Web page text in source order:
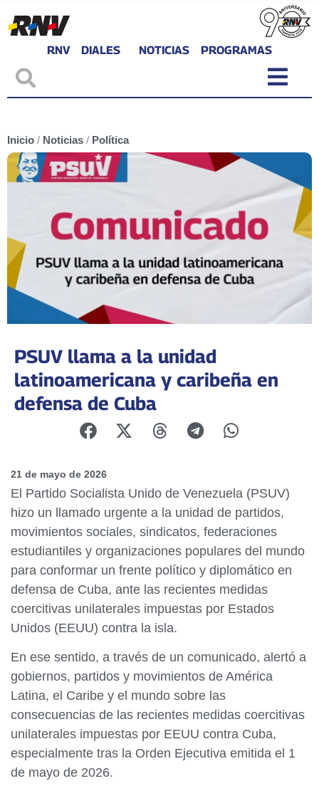
RNV DIALES NOTICIAS PROGRAMAS
Inicio / Noticias / Política
PSUV llama a la unidad
latinoamericana y caribeña en
defensa de Cuba
21 de mayo de 2026
El Partido Socialista Unido de Venezuela (PSUV)
hizo un llamado urgente a la unidad de partidos,
movimientos sociales, sindicatos, federaciones
estudiantiles y organizaciones populares del mundo
para conformar un frente político y diplomático en
defensa de Cuba, ante las recientes medidas
coercitivas unilaterales impuestas por Estados
Unidos (EEUU) contra la isla.
En ese sentido, a través de un comunicado, alertó a
gobiernos, partidos y movimientos de América
Latina, el Caribe y el mundo sobre las
consecuencias de las recientes medidas coercitivas
unilaterales impuestas por EEUU contra Cuba,
especialmente tras la Orden Ejecutiva emitida el 1
de mayo de 2026.